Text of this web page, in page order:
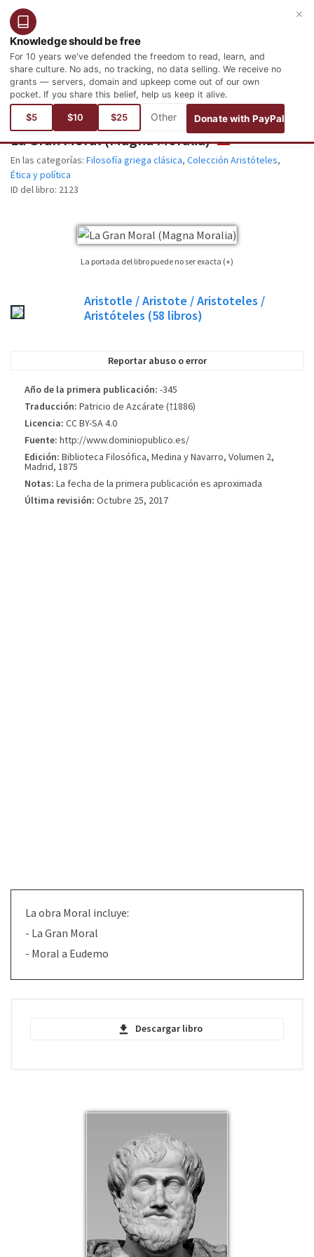
Español
Knowledge should be free
For 10 years we've defended the freedom to read, learn, and
share culture. No ads, no tracking, no data selling. We receive no
grants — servers, domain and upkeep come out of our own
pocket. If you share this belief, help us keep it alive.
$5 $10 $25 Donate with PayPal
×
Está aquí:Libros Filosofía y Psicología Filosofía griega clásica
La Gran Moral (Magna Moralia) ESPAÑOL
En las categorías: Filosofía griega clásica, Colección Aristóteles,
Ética y política
ID del libro: 2123
La portada del libro puede no ser exacta (+)
edición está publicada. Por favor, considere esta imagen tan sólo como una
imagen de referencia, no necesariamente será la portada exacta utilizada en
Aristotle / Aristote / Aristoteles /
Aristóteles (58 libros)
Reportar abuso o error
Año de la primera publicación: -345
Traducción: Patricio de Azcárate (†1886)
Licencia: CC BY-SA 4.0
Fuente: http://www.dominiopublico.es/
Edición: Biblioteca Filosófica, Medina y Navarro, Volumen 2,
Madrid, 1875
Notas: La fecha de la primera publicación es aproximada
Última revisión: Octubre 25, 2017
La obra Moral incluye:
- La Gran Moral
- Moral a Eudemo
Descargar libro
Moral ( Magna Moralia) - Aristóteles -
epub | 237.81 KB | 1764 descargas
Moral ( Magna Moralia) - Aristóteles -
mobi | 282.17 KB | 1301 descargas
Moral ( Magna Moralia) - Aristóteles - FB2
fb2 | 508.18 KB | 926 descargas